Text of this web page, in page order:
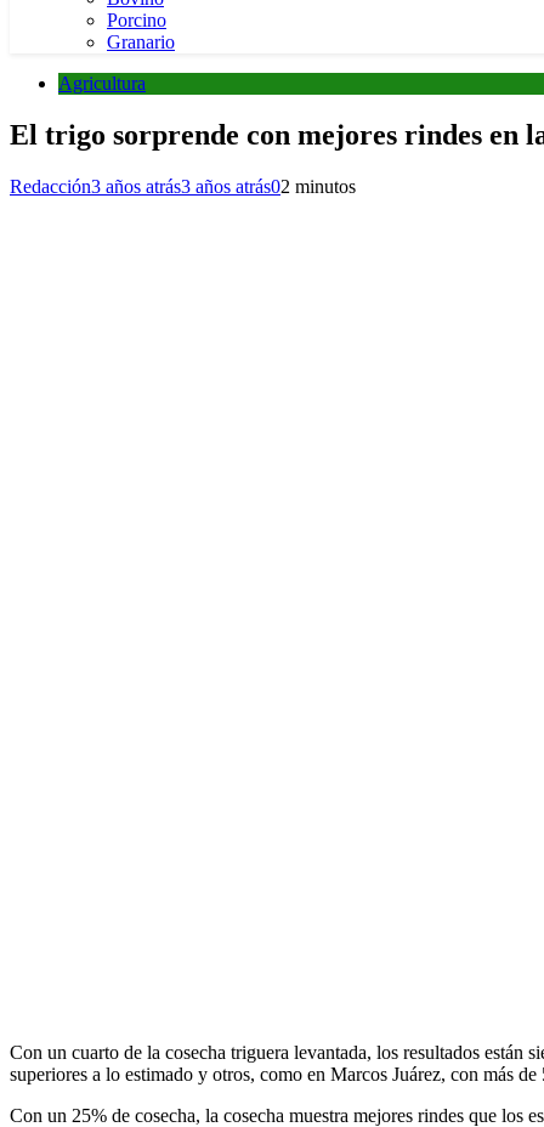
Porcino
Granario
Agricultura
El trigo sorprende con mejores rindes en
Redacción3 años atrás3 años atrás02 minutos
Con un cuarto de la cosecha triguera levantada, los resultados están
superiores a lo estimado y otros, como en Marcos Juárez, con más
Con un 25% de cosecha, la cosecha muestra mejores rindes que los